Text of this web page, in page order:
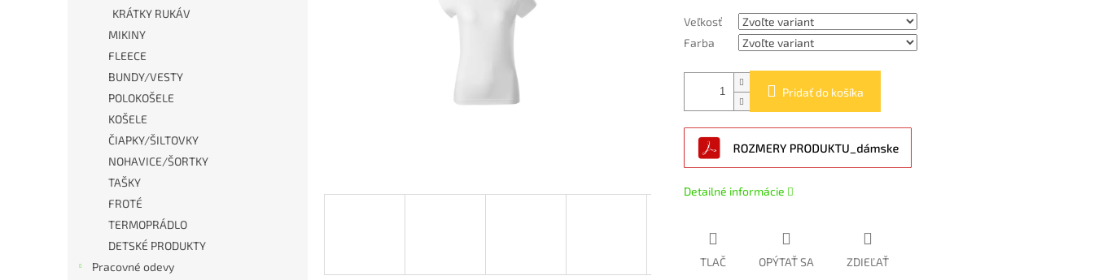
KRÁTKY RUKÁV
MIKINY
FLEECE
BUNDY/VESTY
POLOKOŠELE
KOŠELE
ČIAPKY/ŠILTOVKY
NOHAVICE/ŠORTKY
TAŠKY
FROTÉ
TERMOPRÁDLO
DETSKÉ PRODUKTY
Pracovné odevy
Veľkosť
Farba
Pridať do košíka
Detailné informácie
TLAČ OPÝTAŤ SA ZDIEĽAŤ